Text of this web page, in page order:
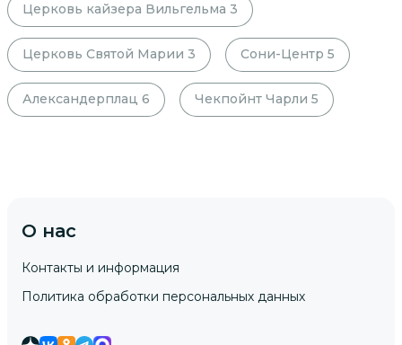
Церковь кайзера Вильгельма 3
Церковь Святой Марии 3 Сони-Центр 5
Александерплац 6 Чекпойнт Чарли 5
О нас
Контакты и информация
Политика обработки персональных данных